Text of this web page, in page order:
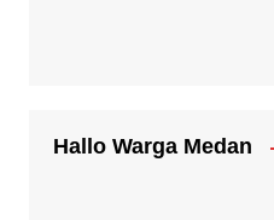
Hallo Warga Medan